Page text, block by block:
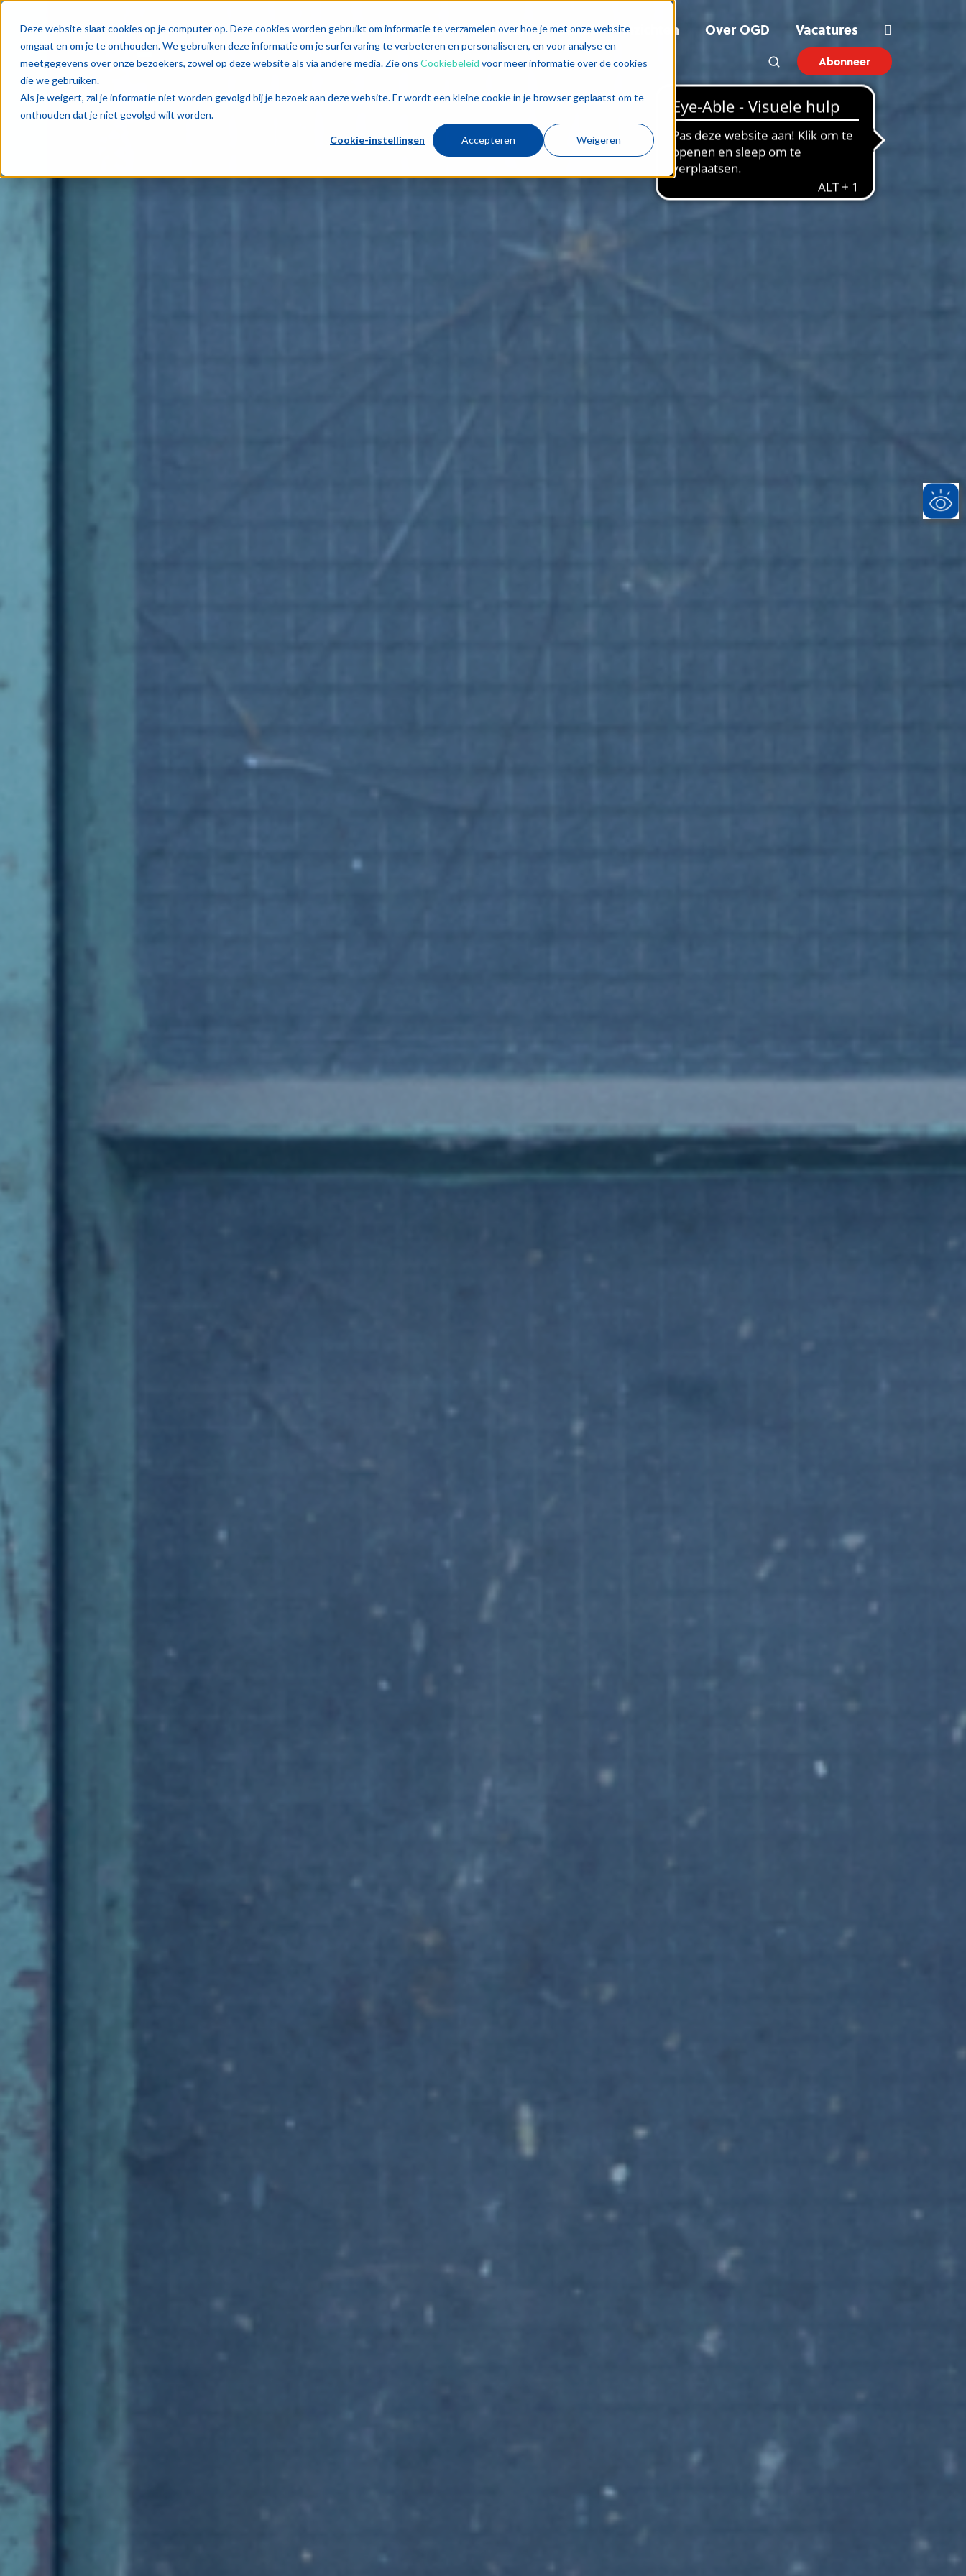
Deze website slaat cookies op je computer op. Deze cookies worden gebruikt om informatie te verzamelen over hoe je met onze website
omgaat en om je te onthouden. We gebruiken deze informatie om je surfervaring te verbeteren en personaliseren, en voor analyse en
meetgegevens over onze bezoekers, zowel op deze website als via andere media. Zie ons Cookiebeleid voor meer informatie over de cookies
die we gebruiken.
Als je weigert, zal je informatie niet worden gevolgd bij je bezoek aan deze website. Er wordt een kleine cookie in je browser geplaatst om te
onthouden dat je niet gevolgd wilt worden.
Cookie-instellingen Accepteren Weigeren
Oplossingen Diensten Sectoren Trends Inzichten Over OGD Vacatures
Abonneer